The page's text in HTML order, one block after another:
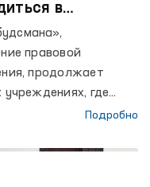
в
где
правовой
продолжает
где
свободой
Подробно